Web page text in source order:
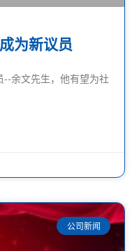
为新议员
余文先生，他有望为社
公司新闻